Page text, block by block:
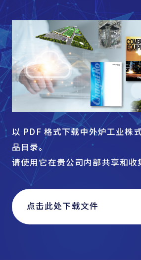
以 PDF 格式下载中外炉工业株
品目录。
请使用它在贵公司内部共享和收
点击此处下载文件